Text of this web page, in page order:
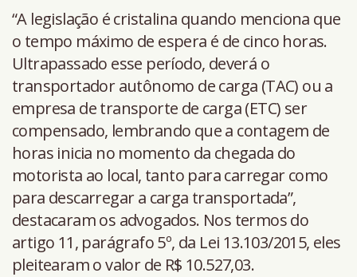
“A legislação é cristalina quando menciona que
o tempo máximo de espera é de cinco horas.
Ultrapassado esse período, deverá o
transportador autônomo de carga (TAC) ou a
empresa de transporte de carga (ETC) ser
compensado, lembrando que a contagem de
horas inicia no momento da chegada do
motorista ao local, tanto para carregar como
para descarregar a carga transportada”,
destacaram os advogados. Nos termos do
artigo 11, parágrafo 5º, da Lei 13.103/2015, eles
pleitearam o valor de R$ 10.527,03.